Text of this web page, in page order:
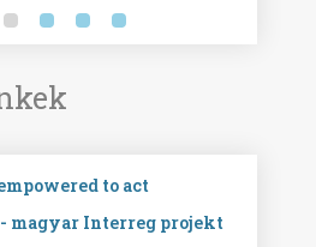
to act
- magyar Interreg projekt